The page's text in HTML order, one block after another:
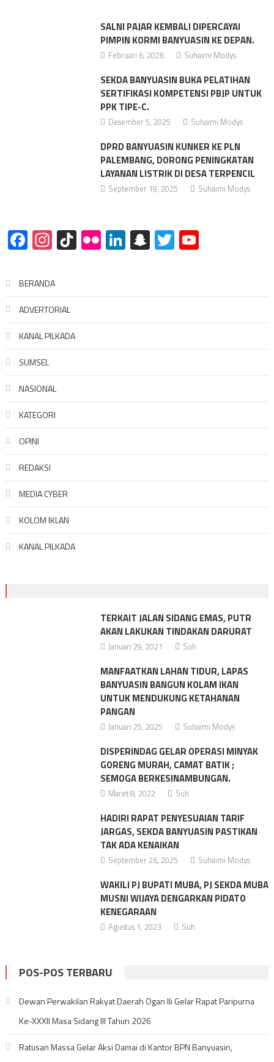
SALNI PAJAR KEMBALI DIPERCAYAI
PIMPIN KORMI BANYUASIN KE DEPAN.
Februari 6, 2026 Suhaimi Modys
SEKDA BANYUASIN BUKA PELATIHAN
SERTIFIKASI KOMPETENSI PBJP UNTUK
PPK TIPE-C.
Desember 5, 2025 Suhaimi Modys
DPRD BANYUASIN KUNKER KE PLN
PALEMBANG, DORONG PENINGKATAN
LAYANAN LISTRIK DI DESA TERPENCIL
September 19, 2025 Suhaimi Modys
Facebook
Instagram
TikTok
FlickrLinkedIn
Snapchat
TwitterYouTube
BERANDA
ADVERTORIAL
KANAL PILKADA
SUMSEL
NASIONAL
KATEGORI
OPINI
REDAKSI
MEDIA CYBER
KOLOM IKLAN
KANAL PILKADA
TERKAIT JALAN SIDANG EMAS, PUTR
AKAN LAKUKAN TINDAKAN DARURAT
Januari 29, 2021 Suh
MANFAATKAN LAHAN TIDUR, LAPAS
BANYUASIN BANGUN KOLAM IKAN
UNTUK MENDUKUNG KETAHANAN
PANGAN
Januari 25, 2025 Suhaimi Modys
DISPERINDAG GELAR OPERASI MINYAK
GORENG MURAH, CAMAT BATIK ;
SEMOGA BERKESINAMBUNGAN.
Maret 8, 2022 Suh
HADIRI RAPAT PENYESUAIAN TARIF
JARGAS, SEKDA BANYUASIN PASTIKAN
TAK ADA KENAIKAN
September 26, 2025 Suhaimi Modys
WAKILI PJ BUPATI MUBA, PJ SEKDA MUBA
MUSNI WIJAYA DENGARKAN PIDATO
KENEGARAAN
Agustus 1, 2023 Suh
POS-POS TERBARU
Dewan Perwakilan Rakyat Daerah Ogan Ili Gelar Rapat Paripurna
Ke-XXXII Masa Sidang III Tahun 2026
Ratusan Massa Gelar Aksi Damai di Kantor BPN Banyuasin,